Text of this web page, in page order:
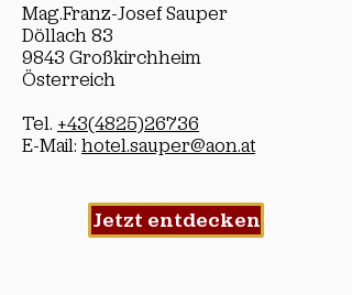
Mag.Franz-Josef Sauper
Döllach 83
9843 Großkirchheim
Österreich
Tel. +43(4825)26736
E-Mail: hotel.sauper@aon.at
Jetzt entdecken